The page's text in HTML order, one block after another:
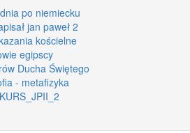
po niemiecku
jan paweł 2
kościelne
egipscy
Ducha Świętego
- metafizyka